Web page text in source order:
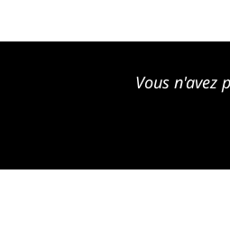
Vous n'avez